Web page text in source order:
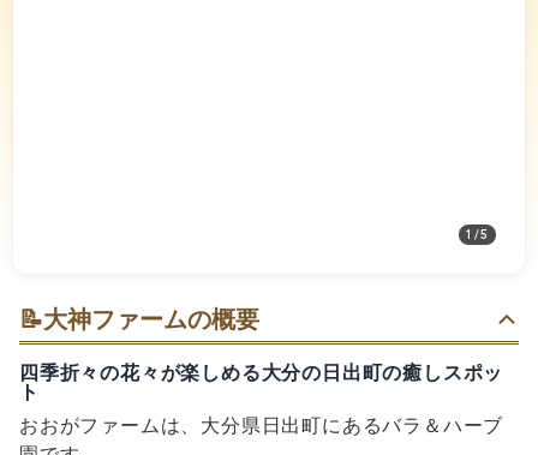
1/5
📝大神ファームの概要
四季折々の花々が楽しめる大分の日出町の癒しスポッ
ト
おおがファームは、大分県日出町にあるバラ＆ハーブ